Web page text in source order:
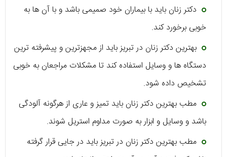
دکتر زنان باید با بیماران خود صمیمی باشد و با آن ها به
خوبی برخورد کند.
بهترین دکتر زنان در تبریز باید از مجهزترین و پیشرفته ترین
دستگاه ها و وسایل استفاده کند تا مشکلات مراجعان به خوبی
تشخیص داده شود.
مطب بهترین دکتر زنان باید تمیز و عاری از هرگونه آلودگی
باشد و وسایل و ابزار به صورت مداوم استریل شوند.
مطب بهترین دکتر زنان در تبریز باید در جایی قرار گرفته